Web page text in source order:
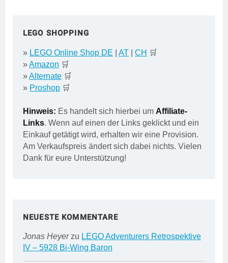
LEGO SHOPPING
» LEGO Online Shop DE AT CH 🛒
»Amazon 🛒
»Alternate 🛒
» Proshop 🛒
Hinweis: Es handelt sich hierbei um Affiliate-
Links. Wenn auf einen der Links geklickt und ein
Einkauf getätigt wird, erhalten wir eine Provision.
Am Verkaufspreis ändert sich dabei nichts. Vielen
Dank für eure Unterstützung!
NEUESTE KOMMENTARE
Jonas Heyerzu LEGO Adventurers Retrospektive
IV – 5928 Bi-Wing Baron